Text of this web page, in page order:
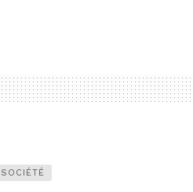
SOCIÉTÉ